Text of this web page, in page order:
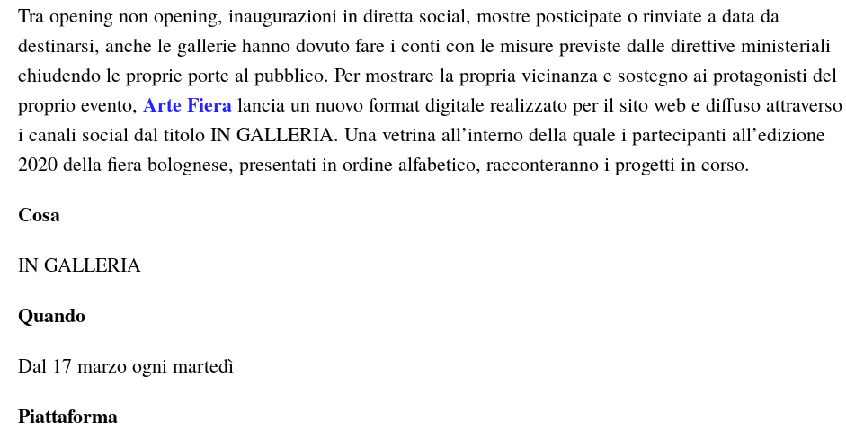
Tra opening non opening, inaugurazioni in diretta social, mostre posticipate o rinviate a data da
destinarsi, anche le gallerie hanno dovuto fare i conti con le misure previste dalle direttive ministeriali
chiudendo le proprie porte al pubblico. Per mostrare la propria vicinanza e sostegno ai protagonisti del
proprio evento, Arte Fiera lancia un nuovo format digitale realizzato per il sito web e diffuso attraverso
i canali social dal titolo IN GALLERIA. Una vetrina all’interno della quale i partecipanti all’edizione
2020 della fiera bolognese, presentati in ordine alfabetico, racconteranno i progetti in corso.
Cosa
IN GALLERIA
Quando
Dal 17 marzo ogni martedì
Piattaforma